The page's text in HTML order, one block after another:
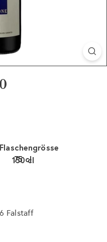
Flaschengrösse
75 cl
150 cl
Falstaff